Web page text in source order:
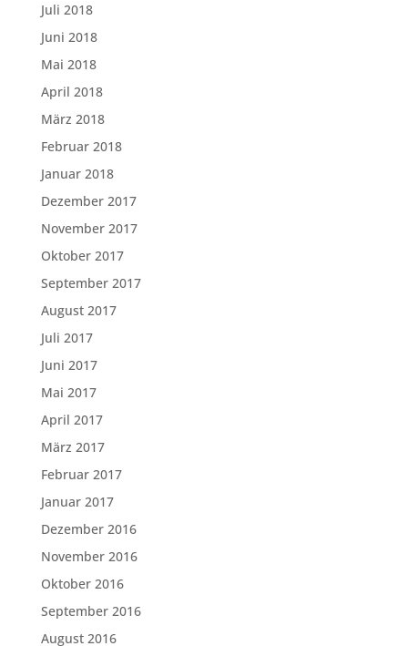
Juli 2018
Juni 2018
Mai 2018
April 2018
März 2018
Februar 2018
Januar 2018
Dezember 2017
November 2017
Oktober 2017
September 2017
August 2017
Juli 2017
Juni 2017
Mai 2017
April 2017
März 2017
Februar 2017
Januar 2017
Dezember 2016
November 2016
Oktober 2016
September 2016
August 2016